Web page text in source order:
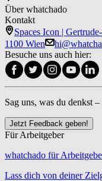
Über whatchado
Kontakt
Spaces Icon |
1100 Wien
Besuche uns auch hier:
Sag uns, was du denkst
Jetzt Feedback geben!
Für Arbeitgeber
whatchado für
Lass dich von deiner